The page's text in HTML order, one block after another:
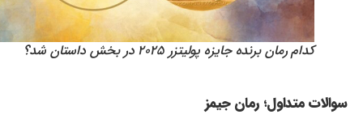
کدام رمان برنده جایزه پولیتزر ۲۰۲۵ در بخش داستان شد؟
سوالات متداول؛ رمان جیمز